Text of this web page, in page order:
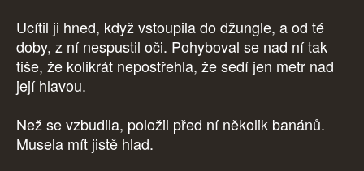
Ucítil ji hned, když vstoupila do džungle, a od té
doby, z ní nespustil oči. Pohyboval se nad ní tak
tiše, že kolikrát nepostřehla, že sedí jen metr nad
její hlavou.
Než se vzbudila, položil před ní několik banánů.
Musela mít jistě hlad.